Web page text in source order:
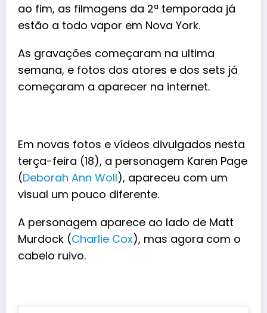
ao fim, as filmagens da 2ª temporada já
estão a todo vapor em Nova York.
As gravações começaram na ultima
semana, e fotos dos atores e dos sets já
começaram a aparecer na internet.
Em novas fotos e vídeos divulgados nesta
terça-feira (18), a personagem Karen Page
(Deborah Ann Woll), apareceu com um
visual um pouco diferente.
A personagem aparece ao lado de Matt
Murdock (Charlie Cox), mas agora com o
cabelo ruivo.